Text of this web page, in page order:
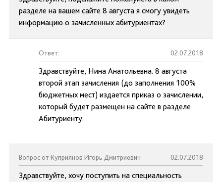
разделе на вашем сайте 8 августа я смогу увидеть
информацию о зачисленных абитуриентах?
Ответ: 02.07.2018
Здравствуйте, Нина Анатольевна. 8 августа
второй этап зачисления (до заполнения 100%
бюджетных мест) издается приказ о зачислении,
который будет размещен на сайте в разделе
Абитуриенту.
Вопрос от Куприянов Игорь Дмитриевич 02.07.2018
Здравствуйте, хочу поступить на специальность